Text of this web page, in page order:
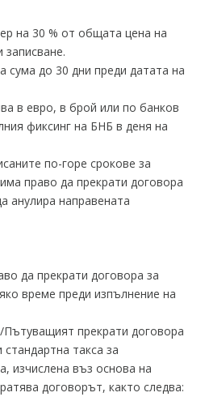
на 30 % от общата цена на
записване.
сума до 30 дни преди датата на
в евро, в брой или по банков
фиксинг на БНБ в деня на
по-горе срокове за
право да прекрати договора
анулира направената
да прекрати договора за
време преди изпълнение на
прекрати договора
такса за
изчислена въз основа на
договорът, както следва: